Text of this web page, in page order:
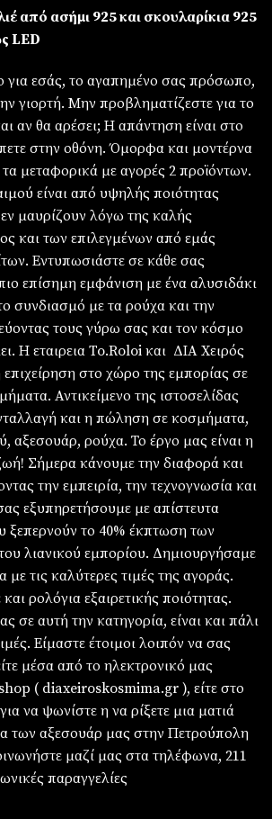
από ασήμι 925 και σκουλαρίκια 925
LED
για εσάς, το αγαπημένο σας πρόσωπο,
γιορτή. Μην προβληματίζεστε για το
αν θα αρέσει; Η απάντηση είναι στο
στην οθόνη. Όμορφα και μοντέρνα
μεταφορικά με αγορές 2 προϊόντων.
είναι από υψηλής ποιότητας
μαυρίζουν λόγω της καλής
και των επιλεγμένων από εμάς
Εντυπωσιάστε σε κάθε σας
επίσημη εμφάνιση με ένα αλυσιδάκι
συνδιασμό με τα ρούχα και την
τους γύρω σας και τον κόσμο
Η εταιρεια To.Roloi και ΔΙΑ Χειρός
επιχείρηση στο χώρο της εμπορίας σε
Αντικείμενο της ιστοσελίδας
και η πώληση σε κοσμήματα,
αξεσουάρ, ρούχα. Το έργο μας είναι η
Σήμερα κάνουμε την διαφορά και
την εμπειρία, την τεχνογνωσία και
εξυπηρετήσουμε με απίστευτα
ξεπερνούν το 40% έκπτωση των
λιανικού εμπορίου. Δημιουργήσαμε
τις καλύτερες τιμές της αγοράς.
ρολόγια εξαιρετικής ποιότητας.
σε αυτή την κατηγορία, είναι και πάλι
Είμαστε έτοιμοι λοιπόν να σας
μέσα από το ηλεκτρονικό μας
( diaxeiroskosmima.gr ), είτε στο
να ψωνίστε η να ρίξετε μια ματιά
των αξεσουάρ μας στην Πετρούπολη
μαζί μας στα τηλέφωνα, 211
παραγγελίες